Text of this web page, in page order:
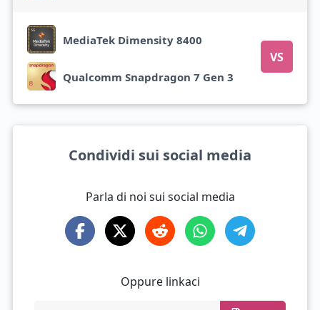
MediaTek Dimensity 8400
VS
Qualcomm Snapdragon 7 Gen 3
Condividi sui social media
Parla di noi sui social media
Oppure linkaci